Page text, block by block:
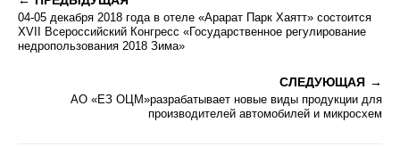
04-05 декабря 2018 года в отеле «Арарат Парк Хаятт» состоится
ХVII Всероссийский Конгресс «Государственное регулирование
недропользования 2018 Зима»
СЛЕДУЮЩАЯ
АО «ЕЗ ОЦМ»разрабатывает новые виды продукции для
производителей автомобилей и микросхем